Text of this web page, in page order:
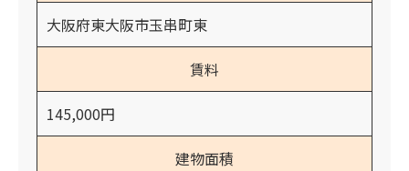
大阪府東大阪市玉串町東
賃料
145,000円
建物面積